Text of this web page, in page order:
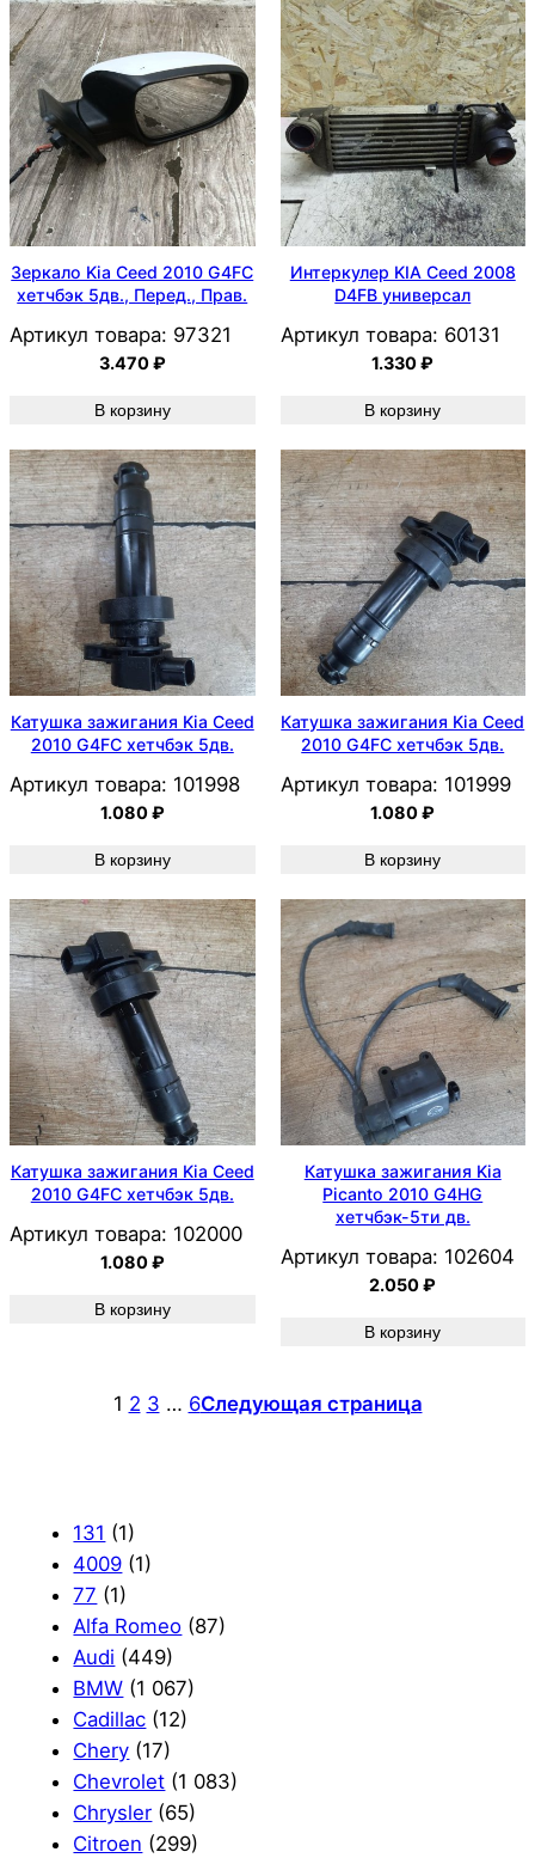
Зеркало Kia Ceed 2010 G4FC
хетчбэк 5дв., Перед., Прав.
Артикул товара: 97321
3.470₽
В корзину
Интеркулер KIA Ceed 2008
D4FB универсал
Артикул товара: 60131
1.330₽
В корзину
Катушка зажигания Kia Ceed
2010 G4FC хетчбэк 5дв.
Артикул товара: 101998
1.080₽
В корзину
Катушка зажигания Kia Ceed
2010 G4FC хетчбэк 5дв.
Артикул товара: 101999
1.080₽
В корзину
Катушка зажигания Kia Ceed
2010 G4FC хетчбэк 5дв.
Артикул товара: 102000
1.080₽
В корзину
Катушка зажигания Kia
Picanto 2010 G4HG
хетчбэк-5ти дв.
Артикул товара: 102604
2.050₽
В корзину
1 2 3 … 6Следующая страница
131 (1)
4009 (1)
77 (1)
Alfa Romeo (87)
Audi (449)
BMW (1 067)
Cadillac (12)
Chery (17)
Chevrolet (1 083)
Chrysler (65)
Citroen (299)